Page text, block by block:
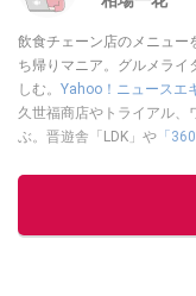
飲食チェーン店のメニュー
ち帰りマニア。グルメライ
しむ。 Yahoo！ニュースエ
久世福商店やトライアル、
ぶ。晋遊舎「LDK」や 「
ルメライター、食の専門家